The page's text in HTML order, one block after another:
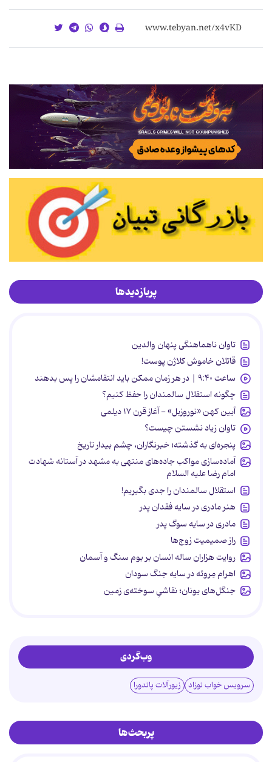
پربازدیدها
تاوان ناهماهنگی پنهان والدین
قاتلان خاموش کلاژن پوست!
ساعت ۹:۴۰ | در هر زمان ممکن باید انتقامشان را پس بدهند
چگونه استقلال سالمندان را حفظ کنیم؟
آیین کهن «نوروزبل» - آغاز قرن ۱۷ دیلمی
تاوان زیاد نشستن چیست؟
پنجره‌ای به گذشته؛ خبرنگاران، چشم بیدار تاریخ
آماده‌سازی مواکب جاده‌های منتهی به مشهد در آستانه شهادت
امام رضا علیه السلام
استقلال سالمندان را جدی بگیریم!
هنر مادری در سایه‌ فقدان پدر
مادری در سایه سوگ پدر
راز صمیمیت زوج‌ها
روایت هزاران ساله انسان بر بوم سنگ و آسمان
اهرام مِروئه در سایه جنگ سودان
جنگل‌های یونان؛ نقاشیِ سوخته‌ی زمین
وب‌گردی
سرویس خواب نوزاد زیورآلات پاندورا
پربحث‌ها